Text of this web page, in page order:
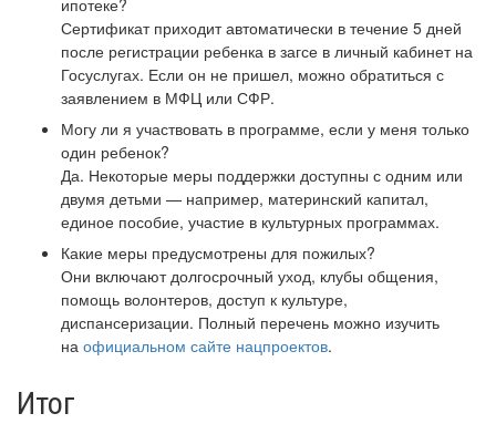
ипотеке?
Сертификат приходит автоматически в течение 5 дней
после регистрации ребенка в загсе в личный кабинет на
Госуслугах. Если он не пришел, можно обратиться с
заявлением в МФЦ или СФР.
Могу ли я участвовать в программе, если у меня только
один ребенок?
Да. Некоторые меры поддержки доступны с одним или
двумя детьми — например, материнский капитал,
единое пособие, участие в культурных программах.
Какие меры предусмотрены для пожилых?
Они включают долгосрочный уход, клубы общения,
помощь волонтеров, доступ к культуре,
диспансеризации. Полный перечень можно изучить
на официальном сайте нацпроектов.
Итог